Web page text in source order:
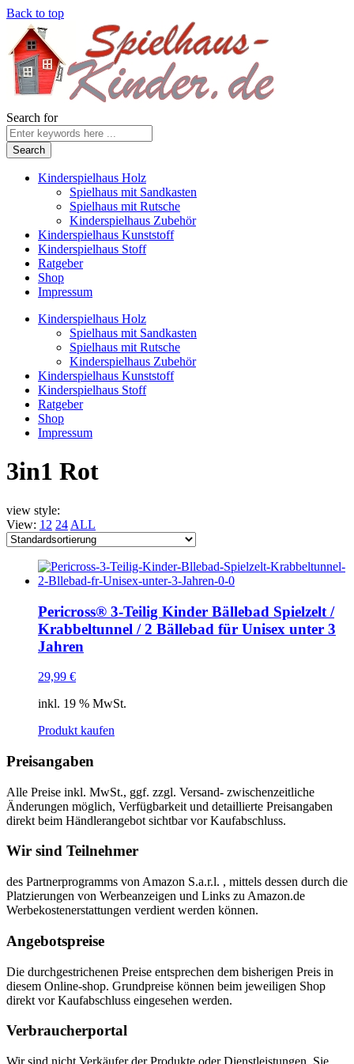
Back to top
Search for
Kinderspielhaus Holz
Spielhaus mit Sandkasten
Spielhaus mit Rutsche
Kinderspielhaus Zubehör
Kinderspielhaus Kunststoff
Kinderspielhaus Stoff
Ratgeber
Shop
Impressum
Kinderspielhaus Holz
Spielhaus mit Sandkasten
Spielhaus mit Rutsche
Kinderspielhaus Zubehör
Kinderspielhaus Kunststoff
Kinderspielhaus Stoff
Ratgeber
Shop
Impressum
3in1 Rot
view style:
View: 12 24 ALL
Pericross® 3-Teilig Kinder Bällebad Spielzelt /
Krabbeltunnel / 2 Bällebad für Unisex unter 3
Jahren
29,99 €
inkl. 19 % MwSt.
Produkt kaufen
Preisangaben
Alle Preise inkl. MwSt., ggf. zzgl. Versand- zwischenzeitliche
Änderungen möglich, Verfügbarkeit und detaillierte Preisangaben
direkt beim Händlerangebot sichtbar vor Kaufabschluss.
Wir sind Teilnehmer
des Partnerprogramms von Amazon S.a.r.l. , mittels dessen durch die
Platzierungen von Werbeanzeigen und Links zu Amazon.de
Werbekostenerstattungen verdient werden können.
Angebotspreise
Die durchgestrichenen Preise entsprechen dem bisherigen Preis in
diesem Online-shop. Grundpreise können beim jeweiligen Shop
direkt vor Kaufabschluss eingesehen werden.
Verbraucherportal
Wir sind nicht Verkäufer der Produkte oder Dienstleistungen, Sie